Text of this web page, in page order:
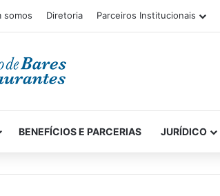
somos Diretoria Parceiros Institucionais
BENEFÍCIOS E PARCERIAS JURÍDICO